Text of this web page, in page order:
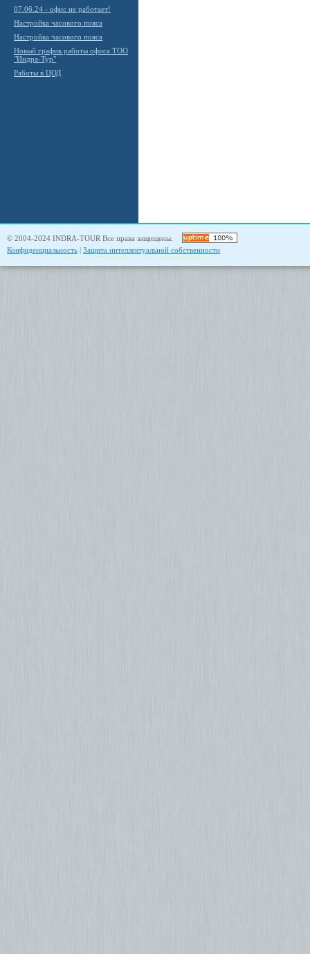
07.06.24 - офис не работает!
Настройка часового пояса
Настройка часового пояса
Новый график работы офиса ТОО
"Индра-Тур"
Работы в ЦОД
© 2004-2024 INDRA-TOUR Все права защищены.
Конфиденциальность | Защита интеллектуальной собственности